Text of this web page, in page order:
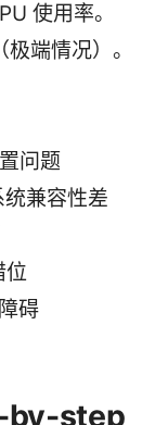
使用率。
端情况）。
问题
兼容性差
位
碍
by-step